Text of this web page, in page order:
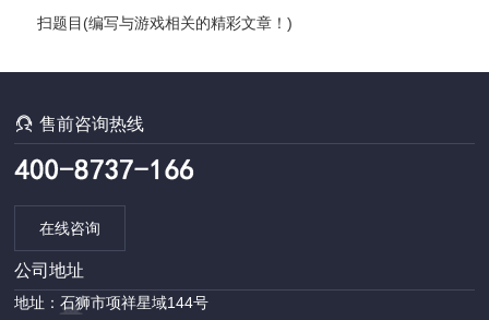
秘科技遗迹：一场奇幻之旅)
扫题目(编写与游戏相关的精彩文章！)
售前咨询热线
在线咨询
公司地址
地址：石狮市项祥星域144号